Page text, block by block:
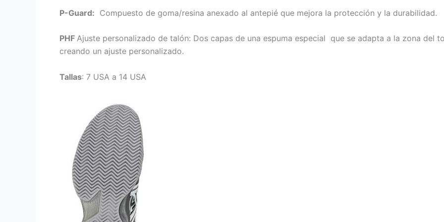
P-Guard: Compuesto de goma/resina anexado al antepié que mejora la protección y la durabilidad.
PHF Ajuste personalizado de talón: Dos capas de una espuma especial que se adapta a la zona del
creando un ajuste personalizado.
Tallas: 7 USA a 14 USA